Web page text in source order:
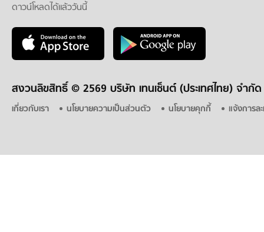
ดาวน์โหลดได้แล้ววันนี้
สงวนลิขสิทธิ์ © 2569 บริษัท เทนเซ็นต์ (ประเทศไทย) จำกัด
เกี่ยวกับเรา นโยบายความเป็นส่วนตัว นโยบายคุกกี้ แจ้งการล